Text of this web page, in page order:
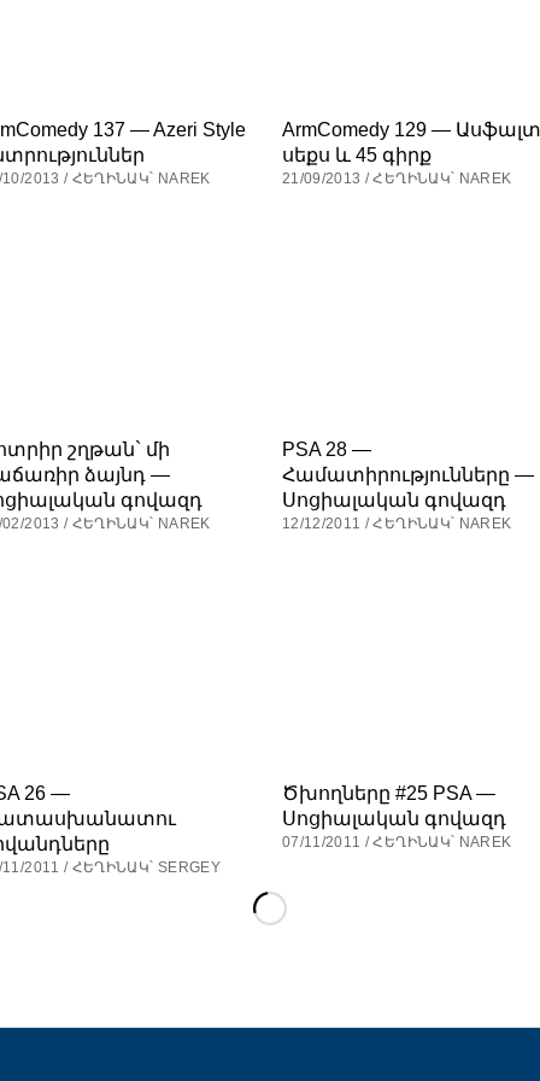
137 — Azeri Style
10/2013 / ՀԵՂԻՆԱԿ՝ NAREK
ArmComedy 129 —
սեքս և 45 գիրք
21/09/2013 / ՀԵՂԻՆԱԿ՝ NAREK
շղթան` մի
ձայնդ —
գովազդ
02/2013 / ՀԵՂԻՆԱԿ՝ NAREK
PSA 28 —
Համատիրությունները —
Սոցիալական գովազդ
12/12/2011 / ՀԵՂԻՆԱԿ՝ NAREK
26 —
11/2011 / ՀԵՂԻՆԱԿ՝ SERGEY
Ծխողները #25 PSA —
Սոցիալական գովազդ
07/11/2011 / ՀԵՂԻՆԱԿ՝ NAREK